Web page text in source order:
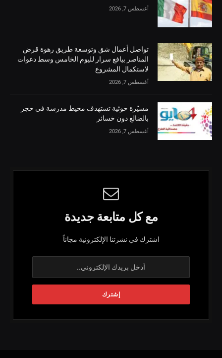
أغسطس 7, 2026
تواصل أعمال شق وتوسعة طريق رهوة قرض
المناصر بيافع سرار لليوم الخامس وسط دعوات
لاستكمال المشروع
أغسطس 7, 2026
مسيّرة حوثية تستهدف محيط مدرسة في حجر
بالضالع دون خسائر
أغسطس 7, 2026
مع كل متابعة جديدة
اشترك في نشرتنا الإلكترونية مجاناً